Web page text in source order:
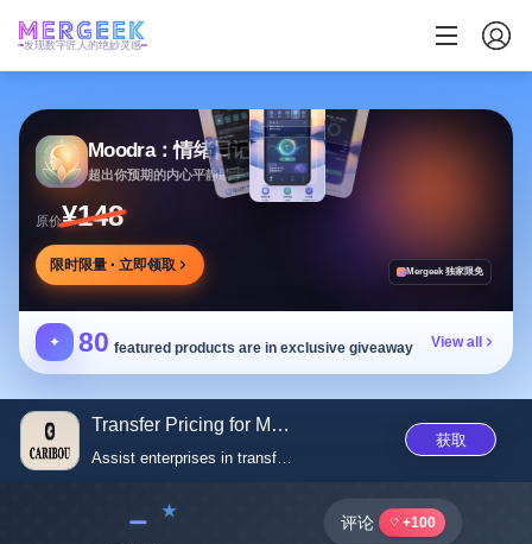
发现数字匠人的绝妙灵感
Moodra：情绪日记
超出你预期的内心平静助手
原价¥148
限时限量 · 立即领取 Mergeek 独家限免
✦ 80 featured products are in exclusive giveaway View all
Transfer Pricing for Multi-Ent...
Assist enterprises in transfer...
获取
﹣ 评论 +100